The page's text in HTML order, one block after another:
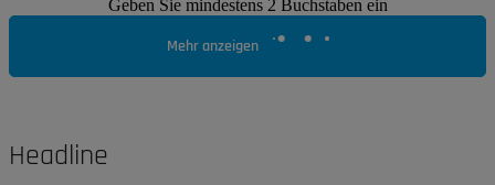
Geben Sie mindestens 2 Buchstaben ein
Mehr anzeigen
Headline